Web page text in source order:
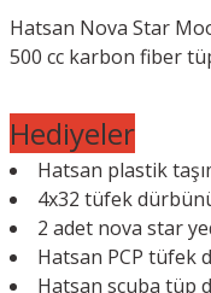
Hatsan Nova Star
500 cc karbon fiber
Hediyeler
Hatsan plastik
4x32 tüfek
2 adet nova star
Hatsan PCP tüfek
Hatsan scuba tüp